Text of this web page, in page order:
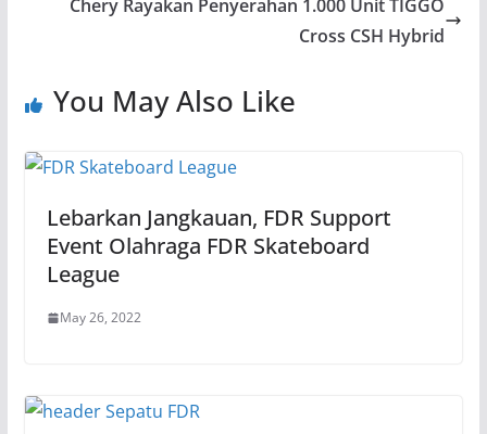
Chery Rayakan Penyerahan 1.000 Unit TIGGO
Cross CSH Hybrid
You May Also Like
Lebarkan Jangkauan, FDR Support
Event Olahraga FDR Skateboard
League
May 26, 2022